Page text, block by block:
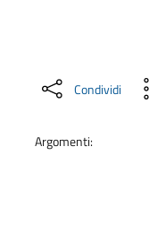
Condividi
Argomenti: